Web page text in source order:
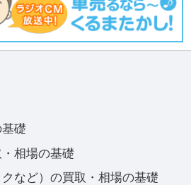
礎
相場の基礎
など）の買取・相場の基礎